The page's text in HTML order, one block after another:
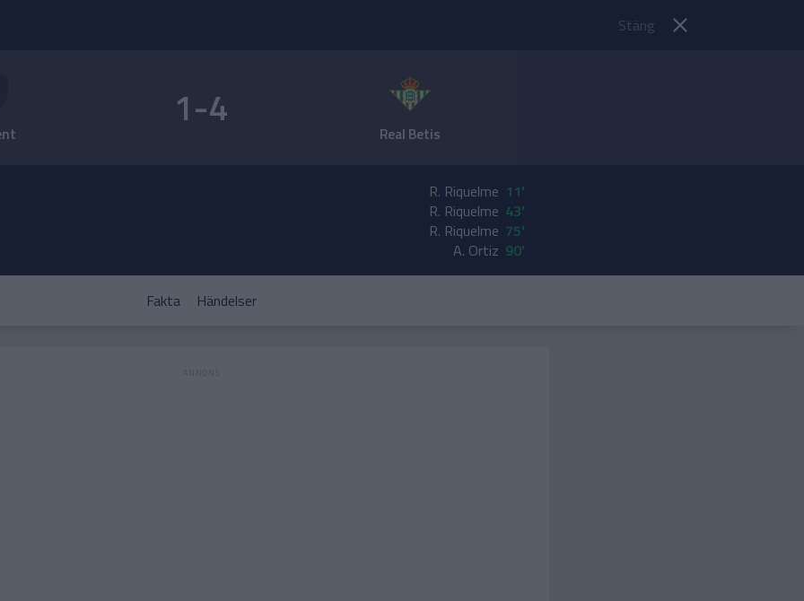
Stäng
1-4 Real Betis
R. Riquelme 11'
R. Riquelme 43'
R. Riquelme 75'
A. Ortiz 90'
Fakta Händelser